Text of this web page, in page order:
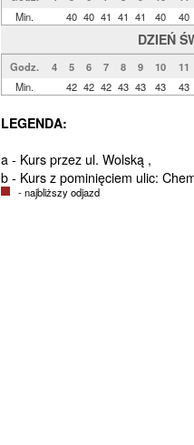
Min.
40 40 41 41 41 40 40
DZIEŃ
Godz. 4 5 6 7 8 9 10
11
Min.
42 42 42 43 43 43 43
LEGENDA:
a - Kurs przez ul. Wolską ,
b - Kurs z pominięciem ulic:
- najbliższy odjazd